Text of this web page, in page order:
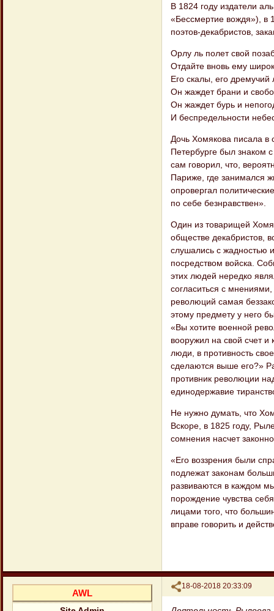
В 1824 году издатели
«Бессмертие вождя»), в
поэтов-декабристов,
Орлу ль полет свой
Отдайте вновь ему
Его скалы, его дремучий
Он жаждет брани и
Он жаждет бурь и
И беспредельности
Дочь Хомякова писала в
Петербурге был знаком
сам говорил, что,
Париже, где занимался
опровергал
по себе безнравствен».
Один из товарищей
обществе декабристов,
слушались с жадностью
посредством войска.
этих людей нередко
согласиться с
революций самая
этому предмету у него
«Вы хотите военной
вооружил на свой счет
люди, в противность
сделаются выше его?»
противник революции
единодержавие
Не нужно думать, что
Вскоре, в 1825 году,
сомнения насчет
«Его воззрения были
подлежат законам
развиваются в каждом
порождение чувства
лицами того, что
вправе говорить и
Поделиться
18-08-2018 20:33:09
AWL